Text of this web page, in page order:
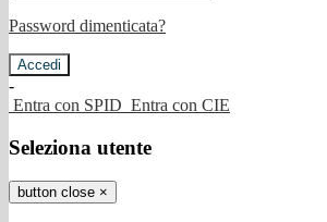
Password dimenticata?
-
Entra con SPID Entra con CIE
Seleziona utente
button close ×